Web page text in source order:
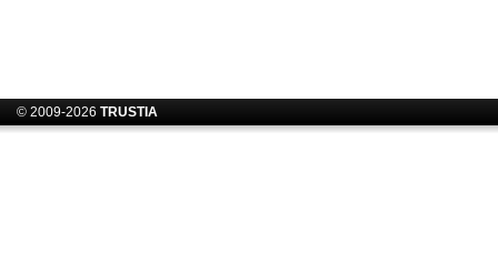
© 2009-2026 TRUSTIA